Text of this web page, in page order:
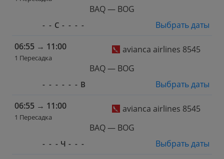
BAQ — BOG
- - С - - - -
Выбрать даты
06:55 → 11:00
1 Пересадка
avianca airlines 8545
BAQ — BOG
- - - - - - В
Выбрать даты
06:55 → 11:00
1 Пересадка
avianca airlines 8545
BAQ — BOG
- - - Ч - - -
Выбрать даты